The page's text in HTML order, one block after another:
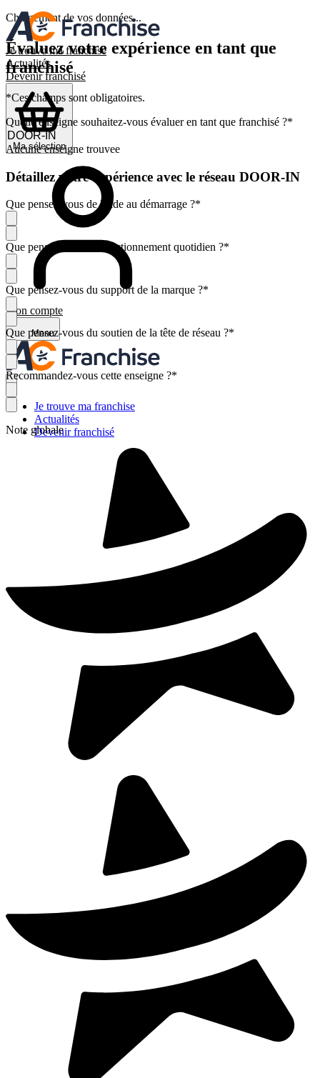
Je trouve ma franchise
Actualités
Devenir franchisé
Ma sélection
Mon compte
Menu
Je trouve ma franchise
Actualités
Devenir franchisé
Chargement de vos données...
Évaluez votre expérience en tant que
franchisé
*Ces champs sont obligatoires.
Quelle enseigne souhaitez-vous évaluer en tant que franchisé ?*
Aucune enseigne trouvee
Détaillez votre expérience avec le réseau DOOR-IN
Que pensez-vous de l'aide au démarrage ?*
Que pensez-vous du fonctionnement quotidien ?*
Que pensez-vous du support de la marque ?*
Que pensez-vous du soutien de la tête de réseau ?*
Recommandez-vous cette enseigne ?*
Note globale